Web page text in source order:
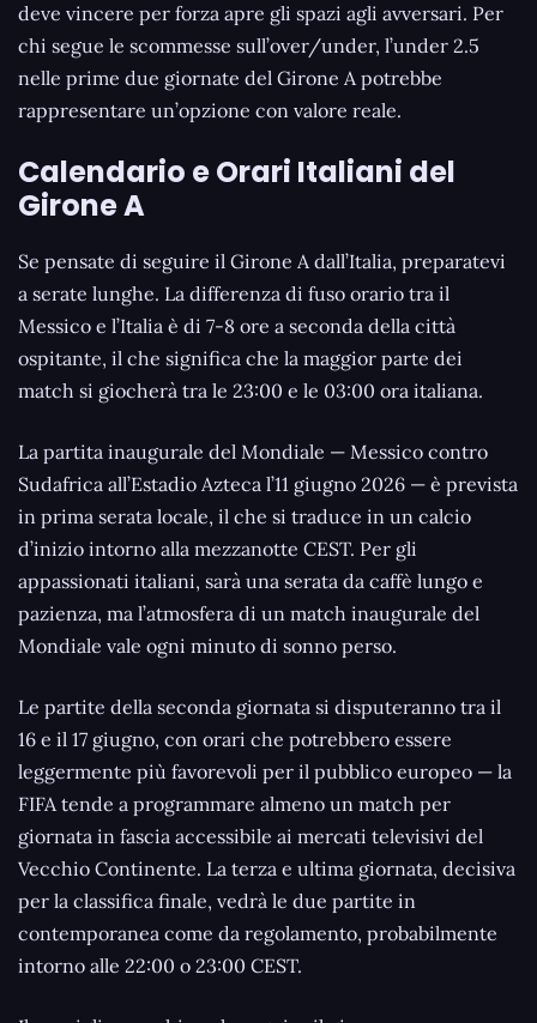
deve vincere per forza apre gli spazi agli avversari. Per
chi segue le scommesse sull’over/under, l’under 2.5
nelle prime due giornate del Girone A potrebbe
rappresentare un’opzione con valore reale.
Calendario e Orari Italiani del
Girone A
Se pensate di seguire il Girone A dall’Italia, preparatevi
a serate lunghe. La differenza di fuso orario tra il
Messico e l’Italia è di 7-8 ore a seconda della città
ospitante, il che significa che la maggior parte dei
match si giocherà tra le 23:00 e le 03:00 ora italiana.
La partita inaugurale del Mondiale — Messico contro
Sudafrica all’Estadio Azteca l’11 giugno 2026 — è prevista
in prima serata locale, il che si traduce in un calcio
d’inizio intorno alla mezzanotte CEST. Per gli
appassionati italiani, sarà una serata da caffè lungo e
pazienza, ma l’atmosfera di un match inaugurale del
Mondiale vale ogni minuto di sonno perso.
Le partite della seconda giornata si disputeranno tra il
16 e il 17 giugno, con orari che potrebbero essere
leggermente più favorevoli per il pubblico europeo — la
FIFA tende a programmare almeno un match per
giornata in fascia accessibile ai mercati televisivi del
Vecchio Continente. La terza e ultima giornata, decisiva
per la classifica finale, vedrà le due partite in
contemporanea come da regolamento, probabilmente
intorno alle 22:00 o 23:00 CEST.